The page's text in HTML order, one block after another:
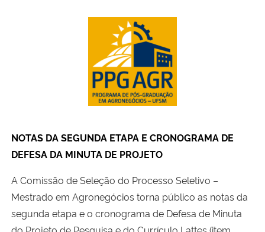
Gabinete de Segurança Institucional
Advocacia-Geral da União
Banco Central do Brasil
NOTAS DA SEGUNDA ETAPA E CRONOGRAMA DE
DEFESA DA MINUTA DE PROJETO
A Comissão de Seleção do Processo Seletivo –
Mestrado em Agronegócios torna público as notas da
segunda etapa e o cronograma de Defesa de Minuta
do Projeto de Pesquisa e do Currículo Lattes (item